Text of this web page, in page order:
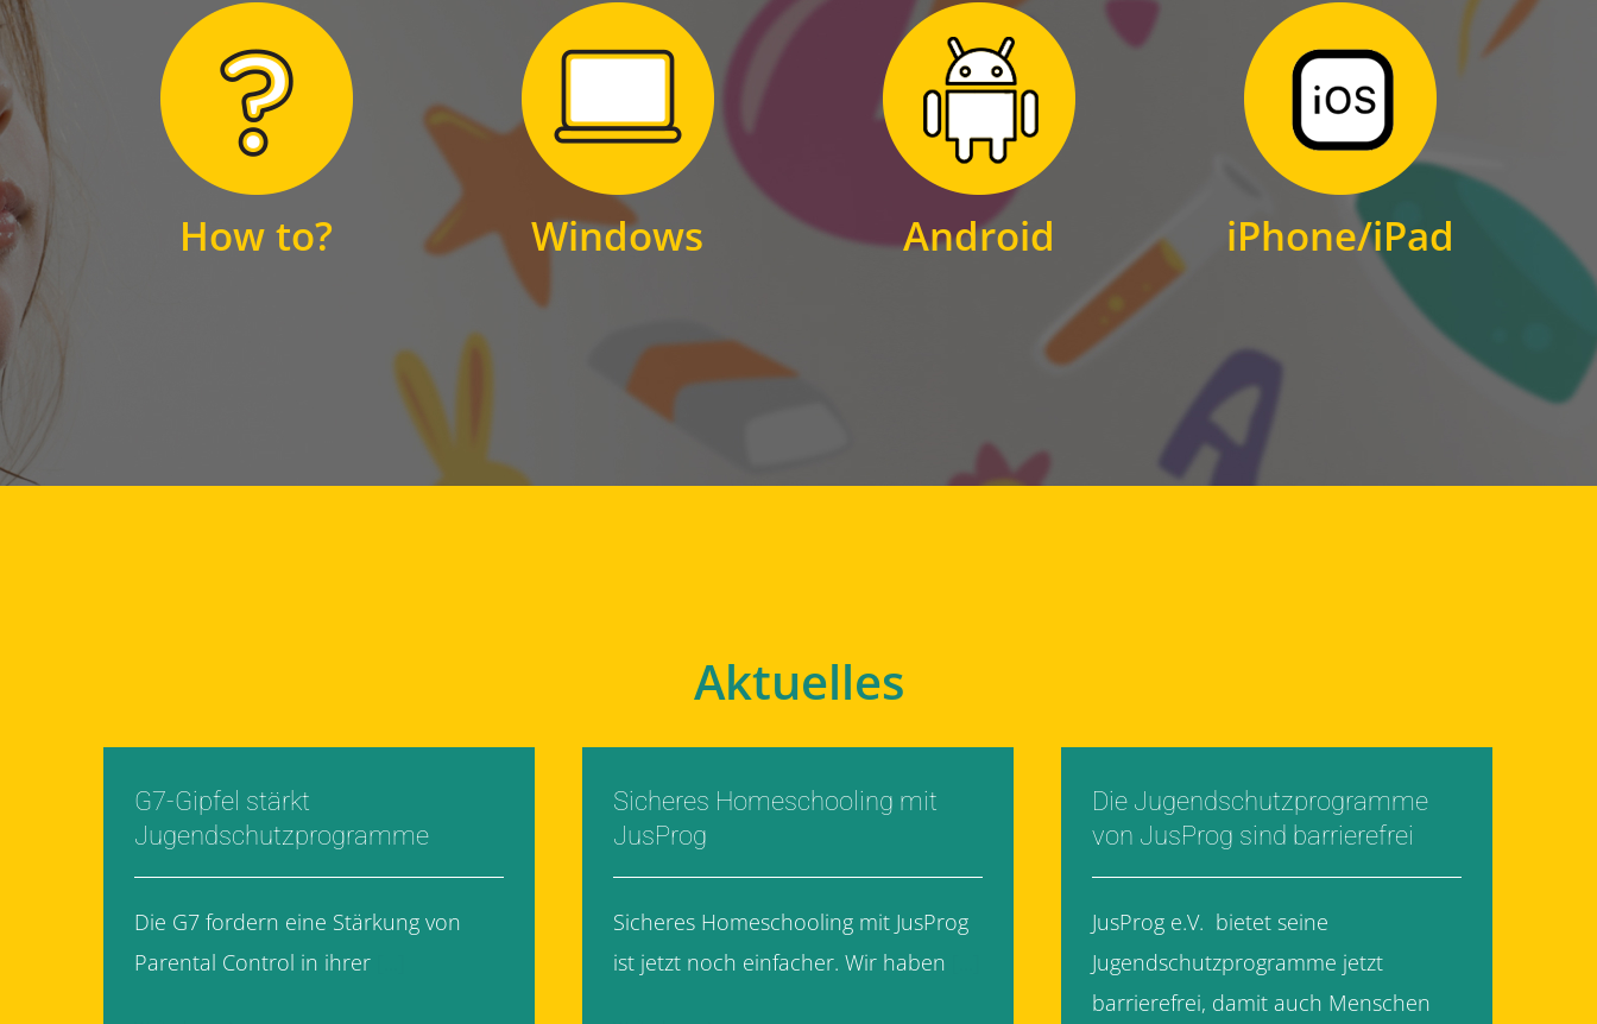
How to?
Hier finden Sie
Windows
Zum Download
für Windows
Android
Zum Download
für Android
iPhone/iPad
Zum Download
für iPhone und iPad
Aktuelles
G7-Gipfel stärkt
Jugendschutzprogramme
Die G7 fordern eine Stärkung von
Parental Control in ihrer
Sicheres Homeschooling mit
JusProg
Sicheres Homeschooling mit JusProg
ist jetzt noch einfacher. Wir haben
Die Jugendschutzprogramme
von JusProg sind barrierefrei
JusProg e.V. bietet seine
Jugendschutzprogramme jetzt
barrierefrei, damit auch Menschen